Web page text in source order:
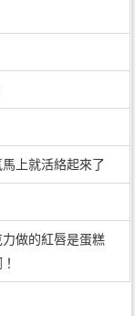
上就活絡起來了
做的紅唇是蛋糕